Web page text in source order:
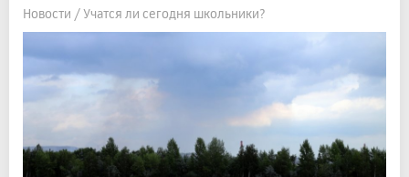
Новости / Учатся ли сегодня школьники?